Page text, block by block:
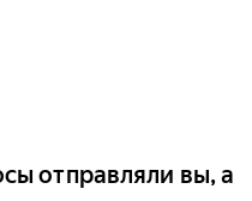
отправляли вы, а